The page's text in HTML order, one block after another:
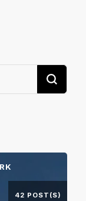
42 POST(S)